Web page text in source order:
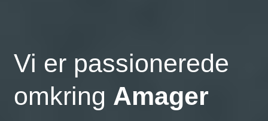
Vi er passionerede
omkring Amager